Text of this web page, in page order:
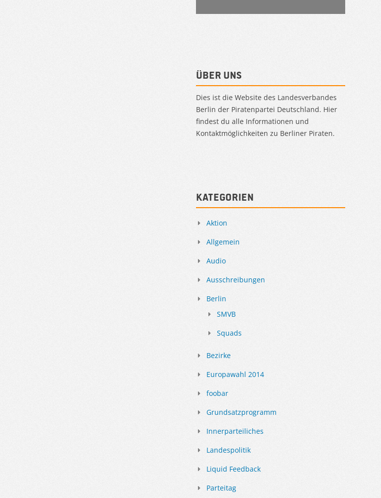
Über uns
Dies ist die Website des Landesverbandes
Berlin der Piratenpartei Deutschland. Hier
findest du alle Informationen und
Kontaktmöglichkeiten zu Berliner Piraten.
Kategorien
Aktion
Allgemein
Audio
Ausschreibungen
Berlin
SMVB
Squads
Bezirke
Europawahl 2014
foobar
Grundsatzprogramm
Innerparteiliches
Landespolitik
Liquid Feedback
Parteitag